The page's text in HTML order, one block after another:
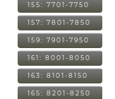
155: 7701-7750
157: 7801-7850
159: 7901-7950
161: 8001-8050
163: 8101-8150
165: 8201-8250